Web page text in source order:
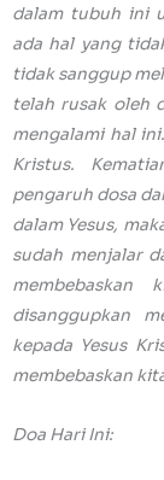
dalam tubuh ini
ada hal yang
tidak sanggup
telah rusak oleh
mengalami hal
Kristus.
pengaruh dosa
dalam Yesus,
sudah menjalar
disanggupkan
kepada Yesus
membebaskan
Doa Hari Ini: